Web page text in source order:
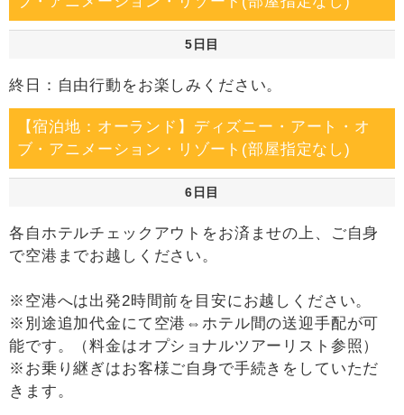
5日目
終日：自由行動をお楽しみください。
【宿泊地：オーランド】ディズニー・アート・オ
ブ・アニメーション・リゾート(部屋指定なし)
6日目
各自ホテルチェックアウトをお済ませの上、ご自身
で空港までお越しください。
※空港へは出発2時間前を目安にお越しください。
※別途追加代金にて空港⇔ホテル間の送迎手配が可
能です。（料金はオプショナルツアーリスト参照）
※お乗り継ぎはお客様ご自身で手続きをしていただ
きます。